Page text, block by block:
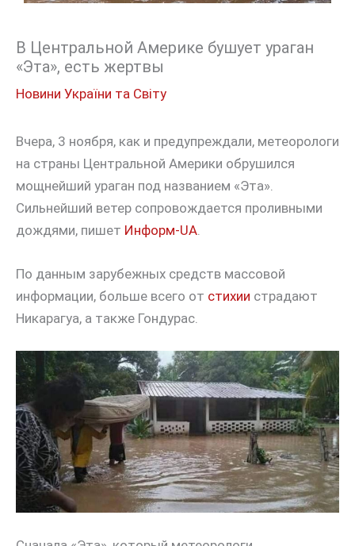
В Центральной Америке бушует ураган
«Эта», есть жертвы
Новини України та Світу
Вчера, 3 ноября, как и предупреждали, метеорологи
на страны Центральной Америки обрушился
мощнейший ураган под названием «Эта».
Сильнейший ветер сопровождается проливными
дождями, пишет Информ-UA
По данным зарубежных средств массовой
информации, больше всего от стихии страдают
Никарагуа, а также Гондурас.